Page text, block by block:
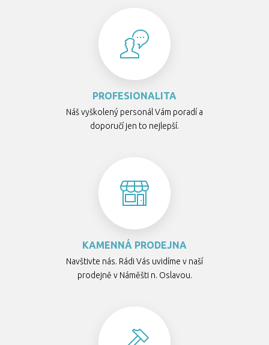
PROFESIONALITA
Náš vyškolený personál Vám poradí a
doporučí jen to nejlepší.
KAMENNÁ PRODEJNA
Navštivte nás. Rádi Vás uvidíme v naší
prodejně v Náměšti n. Oslavou.